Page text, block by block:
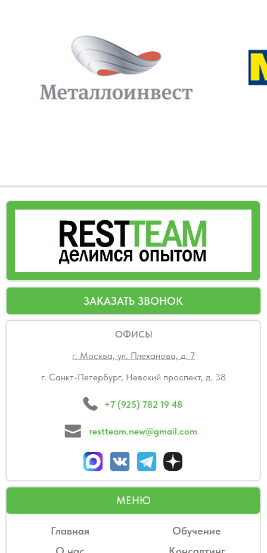
г. Москва, ул. Плеханова, д. 7
г. Санкт-Петербург, Невский проспект, д. 38
restteam.new@gmail.com
+7 (925) 782 19 48
Аудит ресторана, кафе
Дистанционное консультирование
Открытие ресторана под ключ
Подбор и аренда помещения для
УСЛУГИ
Консалтинг
Материалы
Контакты
Расписание
Блог
МЕНЮ